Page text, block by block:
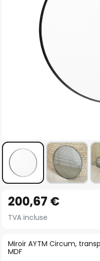
to
the
of
the
Miroir AYTM Circum,
MDF
200,67 €
TVA incluse